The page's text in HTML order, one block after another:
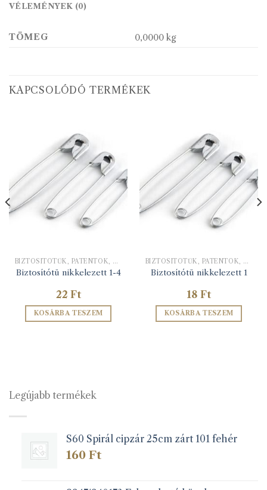
VÉLEMÉNYEK (0)
TÖMEG 0,0000 kg
KAPCSOLÓDÓ TERMÉKEK
BIZTOSÍTÓTŰK, PATENTOK, KAPCSOK
Biztosítótü nikkelezett 1-4
22 Ft
KOSÁRBA TESZEM
BIZTOSÍTÓTŰK, PATENTOK, KAPCSOK
Biztosítótü nikkelezett 1
18 Ft
KOSÁRBA TESZEM
Legújabb termékek
S60 Spirál cipzár 25cm zárt 101 fehér
160 Ft